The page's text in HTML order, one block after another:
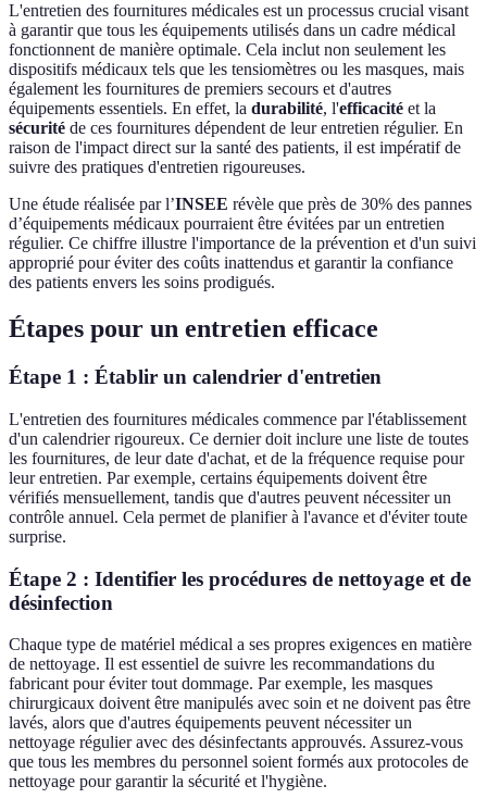
L'entretien des fournitures médicales est un processus crucial visant
à garantir que tous les équipements utilisés dans un cadre médical
fonctionnent de manière optimale. Cela inclut non seulement les
dispositifs médicaux tels que les tensiomètres ou les masques, mais
également les fournitures de premiers secours et d'autres
équipements essentiels. En effet, la durabilité, l'efficacité et la
sécurité de ces fournitures dépendent de leur entretien régulier. En
raison de l'impact direct sur la santé des patients, il est impératif de
suivre des pratiques d'entretien rigoureuses.
Une étude réalisée par l’INSEE révèle que près de 30% des pannes
d’équipements médicaux pourraient être évitées par un entretien
régulier. Ce chiffre illustre l'importance de la prévention et d'un suivi
approprié pour éviter des coûts inattendus et garantir la confiance
des patients envers les soins prodigués.
Étapes pour un entretien efficace
Étape 1 : Établir un calendrier d'entretien
L'entretien des fournitures médicales commence par l'établissement
d'un calendrier rigoureux. Ce dernier doit inclure une liste de toutes
les fournitures, de leur date d'achat, et de la fréquence requise pour
leur entretien. Par exemple, certains équipements doivent être
vérifiés mensuellement, tandis que d'autres peuvent nécessiter un
contrôle annuel. Cela permet de planifier à l'avance et d'éviter toute
surprise.
Étape 2 : Identifier les procédures de nettoyage et de
désinfection
Chaque type de matériel médical a ses propres exigences en matière
de nettoyage. Il est essentiel de suivre les recommandations du
fabricant pour éviter tout dommage. Par exemple, les masques
chirurgicaux doivent être manipulés avec soin et ne doivent pas être
lavés, alors que d'autres équipements peuvent nécessiter un
nettoyage régulier avec des désinfectants approuvés. Assurez-vous
que tous les membres du personnel soient formés aux protocoles de
nettoyage pour garantir la sécurité et l'hygiène.